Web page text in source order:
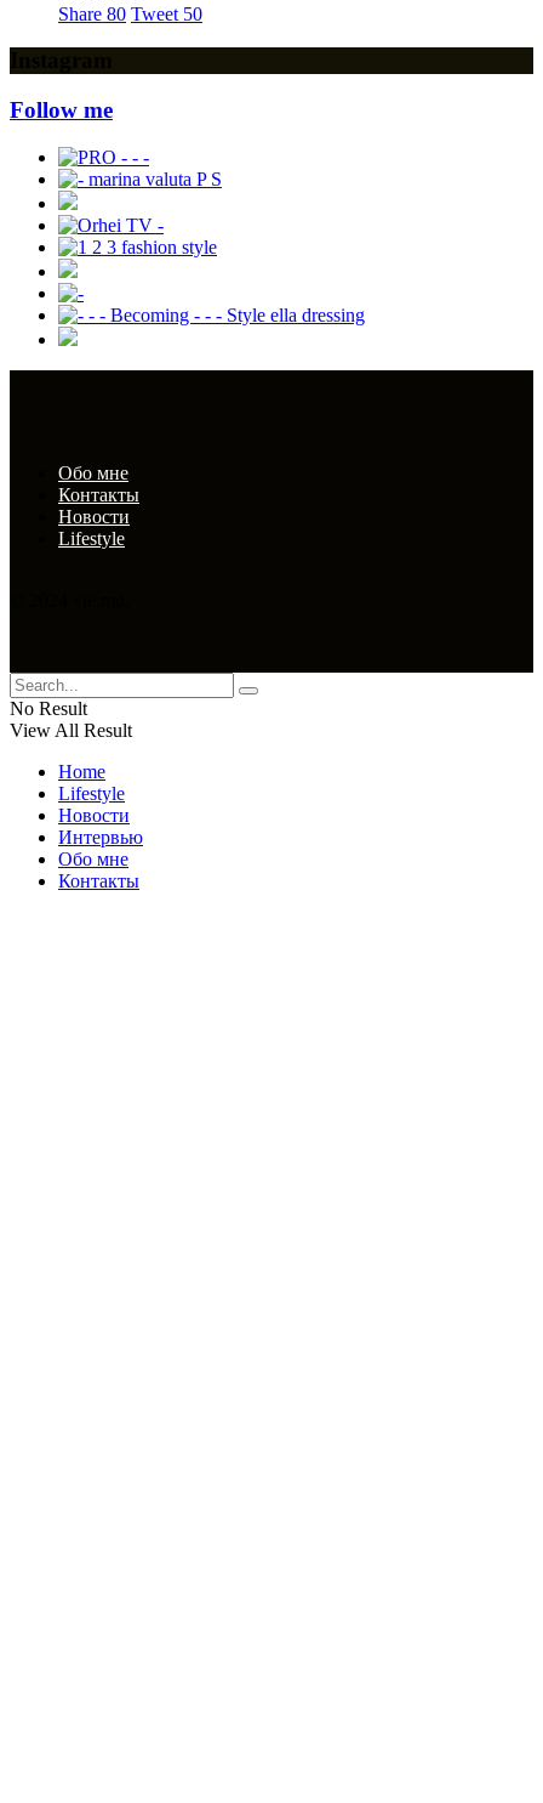
Share 80 Tweet 50
Follow me
Обо мне
Контакты
Новости
Lifestyle
No Result
View All Result
Home
Lifestyle
Новости
Интервью
Обо мне
Контакты